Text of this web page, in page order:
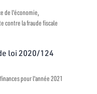
de l'économie,
contre la fraude fiscale
loi 2020/124
pour l'année 2021